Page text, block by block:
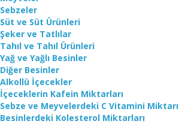
Sebzeler
Süt ve Süt Ürünleri
Şeker ve Tatlılar
Tahıl ve Tahıl Ürünleri
Yağ ve Yağlı Besinler
Diğer Besinler
Alkollü İçecekler
İçeceklerin Kafein Miktarları
Sebze ve Meyvelerdeki C Vitamini Miktarı
Besinlerdeki Kolesterol Miktarları